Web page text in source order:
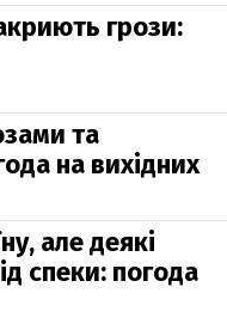
грози:
та
на вихідних
але деякі
спеки: погода